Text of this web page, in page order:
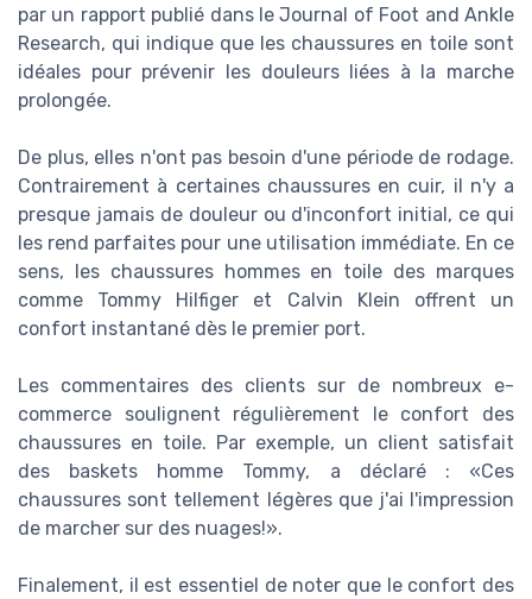
par un rapport publié dans le Journal of Foot and Ankle
Research, qui indique que les chaussures en toile sont
idéales pour prévenir les douleurs liées à la marche
prolongée.
De plus, elles n'ont pas besoin d'une période de rodage.
Contrairement à certaines chaussures en cuir, il n'y a
presque jamais de douleur ou d'inconfort initial, ce qui
les rend parfaites pour une utilisation immédiate. En ce
sens, les chaussures hommes en toile des marques
comme Tommy Hilfiger et Calvin Klein offrent un
confort instantané dès le premier port.
Les commentaires des clients sur de nombreux e-
commerce soulignent régulièrement le confort des
chaussures en toile. Par exemple, un client satisfait
des baskets homme Tommy, a déclaré : «Ces
chaussures sont tellement légères que j'ai l'impression
de marcher sur des nuages!».
Finalement, il est essentiel de noter que le confort des